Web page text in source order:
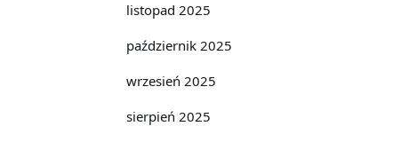
listopad 2025
październik 2025
wrzesień 2025
sierpień 2025